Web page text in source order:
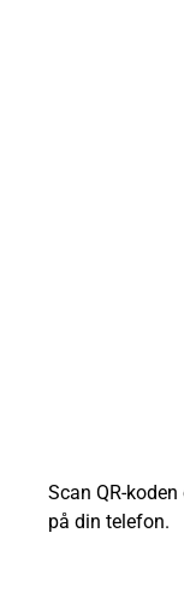
Scan QR-
på din telefon.